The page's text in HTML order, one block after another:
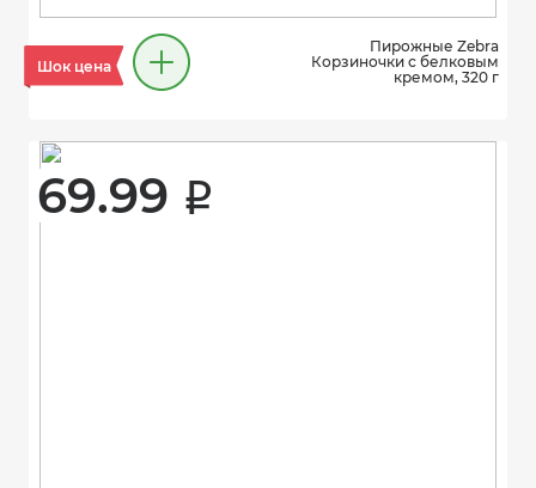
Шок цена
Пирожные Zebra
Корзиночки с белковым
кремом, 320 г
69.99 i